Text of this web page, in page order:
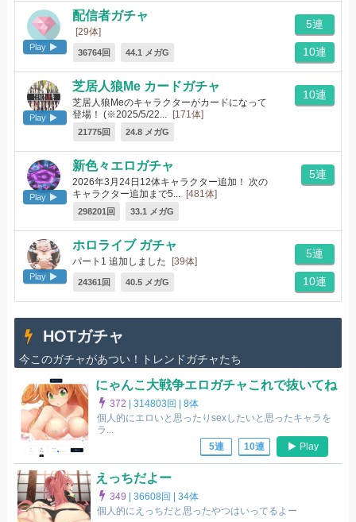
Play
配信者ガチャ
[29体]
36764回 44.1 メガG
5連
10連
Play
芝居人狼Me カードガチャ
芝居人狼Meのキャラクターがカードになって
登場！ (※2025/5/22...
[171体]
21775回 24.8 メガG
10連
Play
新色々エロガチャ
2026年3月24日12体キャラクター追加！ 次の
キャラクター追加まで5...
[481体]
298201回 33.1 メガG
5連
Play
ホロライブ ガチャ
パート1 追加しました [39体]
24361回 40.5 メガG
5連
10連
HOTガチャ
今このガチャがあつい！トレンドガチャたち
にゃんこ大戦争エロガチャこれで抜いてね
372 |314803回 |8体
個人的にエロいと思ったりsexしたいと思ったキャラを
ラ...
5連
10連 Play
えっちだよー
349 |36608回 |34体
個人的にえっちだと思ったやつはいってるよー